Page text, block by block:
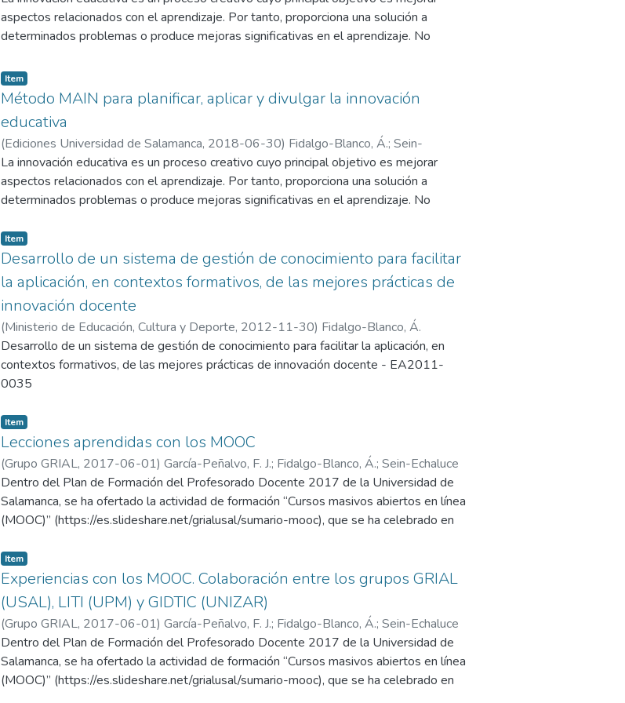
de pasos y procedimientos para diseñar una propuesta de innovación
educativa que sea eficaz, eficiente, transferible y sostenible.
aspectos relacionados con el aprendizaje. Por tanto, proporciona una solución a
determinados problemas o produce mejoras significativas en el aprendizaje. No
cualquier experiencia innovadora, prever sus resultados, seguir un método de
aplicación eficaz y eficiente e incluso transferirla. Para paliar esta situación, el método
MAIN (Método de Aplicación de la INnovación educativa o Method for Applying
Innovation in educatioN) se ha desarrollado como método de diseño de la innovación
educativa que permite su planificación, aplicación y divulgación. En este informe
técnico se presenta la última versión de MAIN.
Item
Método MAIN para planificar, aplicar y divulgar la innovación
educativa
(Ediciones Universidad de Salamanca, 2018-06-30) Fidalgo-Blanco, Á.;Sein-
Echaluce, M. L.
La innovación educativa es un proceso creativo cuyo principal objetivo es mejorar
aspectos relacionados con el aprendizaje. Por tanto, proporciona una solución a
determinados problemas o produce mejoras significativas en el aprendizaje. No
cualquier experiencia innovadora, prever sus resultados, seguir un método de
aplicación eficaz y eficiente e incluso transferirla. Para paliar esta situación, el método
MAIN (Método de Aplicación de la INnovación educativa) se ha desarrollado como
método de diseño de la innovación educativa que permite su planificación, aplicación y
divulgación. El objetivo de este trabajo es presentar este método como un conjunto
de pasos estructurados que permiten tener una visión previa de: el método a utilizar,
el esfuerzo que necesitará, la tecnología que la apoyará y la previsión de su impacto.
También facilita la identificación de actividades a realizar, de tal forma que sirve de
guía para la aplicación de la innovación educativa en una asignatura concreta. Se
(pasividad del alumnado), con un método de innovación educativa que es actualmente
tendencia (Flip Teaching) y con una estrategia de aplicación que permite divulgar, de
forma científica, la innovación realizada.
Item
Desarrollo de un sistema de gestión de conocimiento para facilitar
la aplicación, en contextos formativos, de las mejores prácticas de
innovación docente
(Ministerio de Educación, Cultura y Deporte, 2012-11-30) Fidalgo-Blanco, Á.
Desarrollo de un sistema de gestión de conocimiento para facilitar la aplicación, en
contextos formativos, de las mejores prácticas de innovación docente - EA2011-
0035
Item
Lecciones aprendidas con los MOOC
(Grupo GRIAL, 2017-06-01)García-Peñalvo, F. J.; Fidalgo-Blanco, Á.;Sein-Echaluce
Lacleta, M. L.
Dentro del Plan de Formación del Profesorado Docente 2017 de la Universidad de
Salamanca, se ha ofertado la actividad de formación “Cursos masivos abiertos en línea
(MOOC)” (https://es.slideshare.net/grialusal/sumario-mooc), que se ha celebrado en
días 1 y 2 de junio de 2017.
Tras los conceptos generales sobre los MOOC
(https://es.slideshare.net/grialusal/los-mooc-conceptos) y las experiencias de los
grupos GIDTIC, GRIAL y LITI (https://es.slideshare.net/grialusal/experiencias-con-los-
mooc), se concluye con una serie de conclusiones a modo de lecciones aprendidas.
Item
Experiencias con los MOOC. Colaboración entre los grupos GRIAL
(USAL), LITI (UPM) y GIDTIC (UNIZAR)
(Grupo GRIAL, 2017-06-01)García-Peñalvo, F. J.; Fidalgo-Blanco, Á.;Sein-Echaluce
Lacleta, M. L.
Dentro del Plan de Formación del Profesorado Docente 2017 de la Universidad de
Salamanca, se ha ofertado la actividad de formación “Cursos masivos abiertos en línea
(MOOC)” (https://es.slideshare.net/grialusal/sumario-mooc), que se ha celebrado en